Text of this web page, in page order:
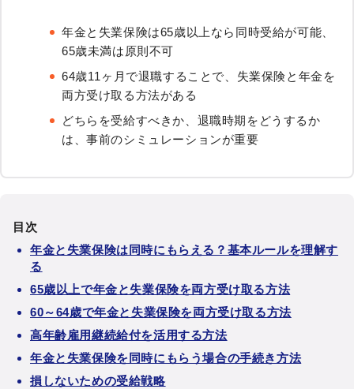
年金と失業保険は65歳以上なら同時受給が可能、
65歳未満は原則不可
64歳11ヶ月で退職することで、失業保険と年金を
両方受け取る方法がある
どちらを受給すべきか、退職時期をどうするか
は、事前のシミュレーションが重要
目次
年金と失業保険は同時にもらえる？基本ルールを理解す
る
65歳以上で年金と失業保険を両方受け取る方法
60～64歳で年金と失業保険を両方受け取る方法
高年齢雇用継続給付を活用する方法
年金と失業保険を同時にもらう場合の手続き方法
損しないための受給戦略